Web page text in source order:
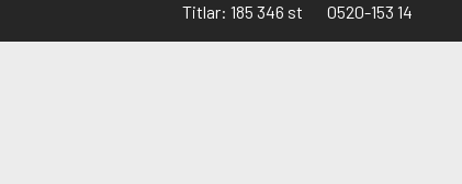
Titlar: 185 346 st
0520-153 14